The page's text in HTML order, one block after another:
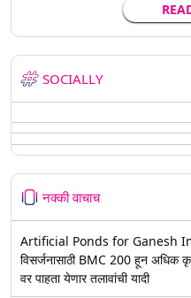
SOCIALLY
नक्की वाचाच
Artificial Ponds for Ganesh
विसर्जनासाठी BMC 200 हून अधिक
वर पाहता येणार तलावांची यादी